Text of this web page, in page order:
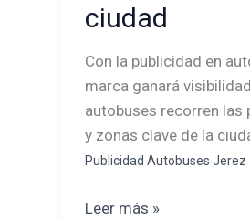
ciudad
Con la publicidad en
marca ganará
autobuses recorren las
y zonas clave de la
Publicidad Autobuses Jerez
Leer más »